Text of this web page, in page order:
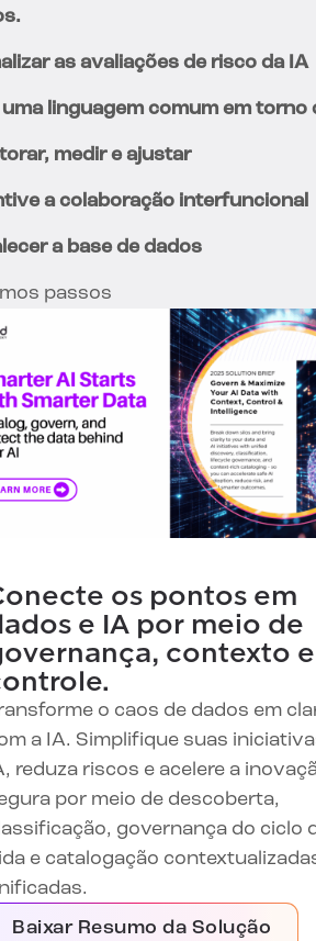
as avaliações de risco da IA
linguagem comum em torno
medir e ajustar
a colaboração interfuncional
a base de dados
passos
os pontos em
e IA por meio de
contexto e
o caos de dados em
a IA. Simplifique suas
reduza riscos e acelere a
por meio de descoberta,
governança do ciclo
e catalogação
Baixar Resumo da Solução